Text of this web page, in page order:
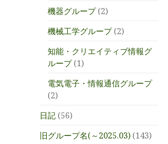
機器グループ(2)
機械工学グループ(2)
知能・クリエイティブ情報グ
ループ(1)
電気電子・情報通信グループ
(2)
日記 (56)
旧グループ名(～2025.03) (143)